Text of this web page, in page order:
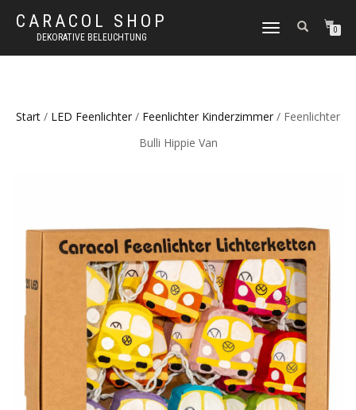
CARACOL SHOP
DEKORATIVE BELEUCHTUNG
NAVIGATION
0
Start / LED Feenlichter / Feenlichter Kinderzimmer / Feenlichter
Bulli Hippie Van